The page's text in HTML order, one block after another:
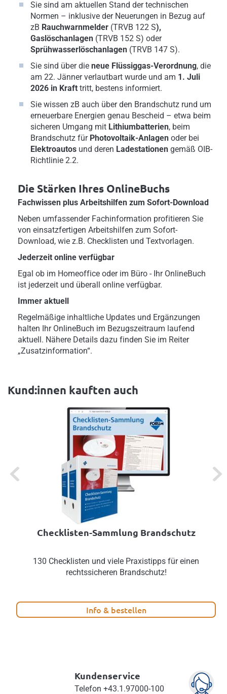
Sie sind am aktuellen Stand der technischen
Normen – inklusive der Neuerungen in Bezug auf
zB Rauchwarnmelder (TRVB 122 S),
Gaslöschanlagen (TRVB 152 S) oder
Sprühwasserlöschanlagen (TRVB 147 S).
Sie sind über die neue Flüssiggas-Verordnung, die
am 22. Jänner verlautbart wurde und am 1. Juli
2026 in Kraft tritt, bestens informiert.
Sie wissen zB auch über den Brandschutz rund um
erneuerbare Energien genau Bescheid – etwa beim
sicheren Umgang mit Lithiumbatterien, beim
Brandschutz für Photovoltaik-Anlagen oder bei
Elektroautos und deren Ladestationen gemäß OIB-
Richtlinie 2.2.
Die Stärken Ihres OnlineBuchs
Fachwissen plus Arbeitshilfen zum Sofort-Download
Neben umfassender Fachinformation profitieren Sie
von einsatzfertigen Arbeitshilfen zum Sofort-
Download, wie z.B. Checklisten und Textvorlagen.
Jederzeit online verfügbar
Egal ob im Homeoffice oder im Büro - Ihr OnlineBuch
ist jederzeit und überall online verfügbar.
Immer aktuell
Regelmäßige inhaltliche Updates und Ergänzungen
halten Ihr OnlineBuch im Bezugszeitraum laufend
aktuell. Nähere Details dazu finden Sie im Reiter
„Zusatzinformation“.
Kund:innen kauften auch
Previous Next
Checklisten-Sammlung Brandschutz
130 Checklisten und viele Praxistipps für einen
rechtssicheren Brandschutz!
Info & bestellen
Kundenservice
Telefon +43.1.97000-100